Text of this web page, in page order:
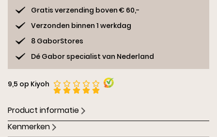
Gratis verzending boven € 60,-
Verzonden binnen 1 werkdag
8 GaborStores
Dé Gabor specialist van Nederland
9,5 op Kiyoh
Product informatie
Kenmerken